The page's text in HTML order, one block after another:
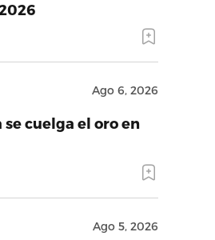
Ago 6, 2026
se cuelga el oro en
Ago 5, 2026